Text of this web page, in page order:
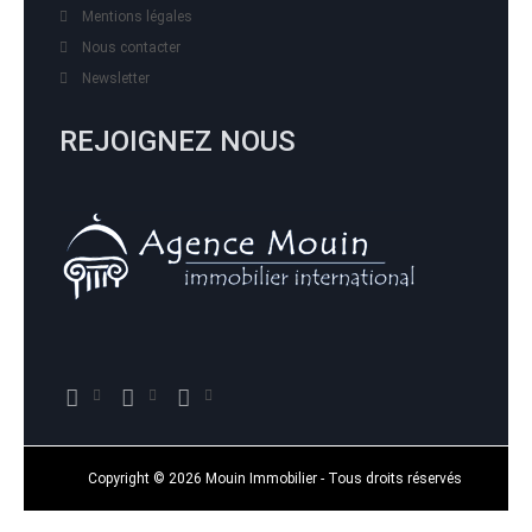
Mentions légales
Nous contacter
Newsletter
REJOIGNEZ NOUS
Copyright © 2026 Mouin Immobilier - Tous droits réservés